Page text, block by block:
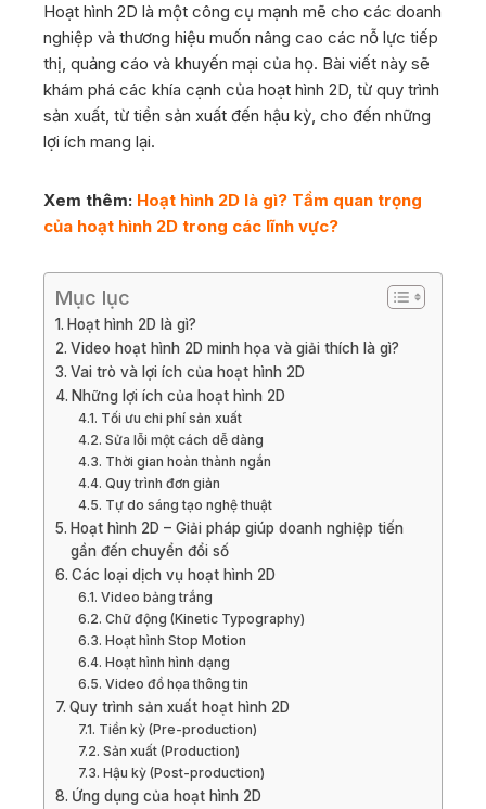
Hoạt hình 2D là một công cụ mạnh mẽ cho các doanh
nghiệp và thương hiệu muốn nâng cao các nỗ lực tiếp
thị, quảng cáo và khuyến mại của họ. Bài viết này sẽ
khám phá các khía cạnh của hoạt hình 2D, từ quy trình
sản xuất, từ tiền sản xuất đến hậu kỳ, cho đến những
lợi ích mang lại.
Xem thêm: Hoạt hình 2D là gì? Tầm quan trọng
của hoạt hình 2D trong các lĩnh vực?
Mục lục
Hoạt hình 2D là gì?
Video hoạt hình 2D minh họa và giải thích là gì?
Vai trò và lợi ích của hoạt hình 2D
Những lợi ích của hoạt hình 2D
Tối ưu chi phí sản xuất
Sửa lỗi một cách dễ dàng
Thời gian hoàn thành ngắn
Quy trình đơn giản
Tự do sáng tạo nghệ thuật
Hoạt hình 2D – Giải pháp giúp doanh nghiệp tiến
gần đến chuyển đổi số
Các loại dịch vụ hoạt hình 2D
Video bảng trắng
Chữ động (Kinetic Typography)
Hoạt hình Stop Motion
Hoạt hình hình dạng
Video đồ họa thông tin
Quy trình sản xuất hoạt hình 2D
Tiền kỳ (Pre-production)
Sản xuất (Production)
Hậu kỳ (Post-production)
Ứng dụng của hoạt hình 2D